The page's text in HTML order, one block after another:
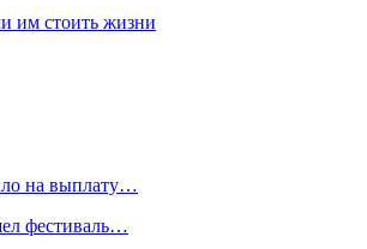
им стоить жизни
на выплату…
фестиваль…